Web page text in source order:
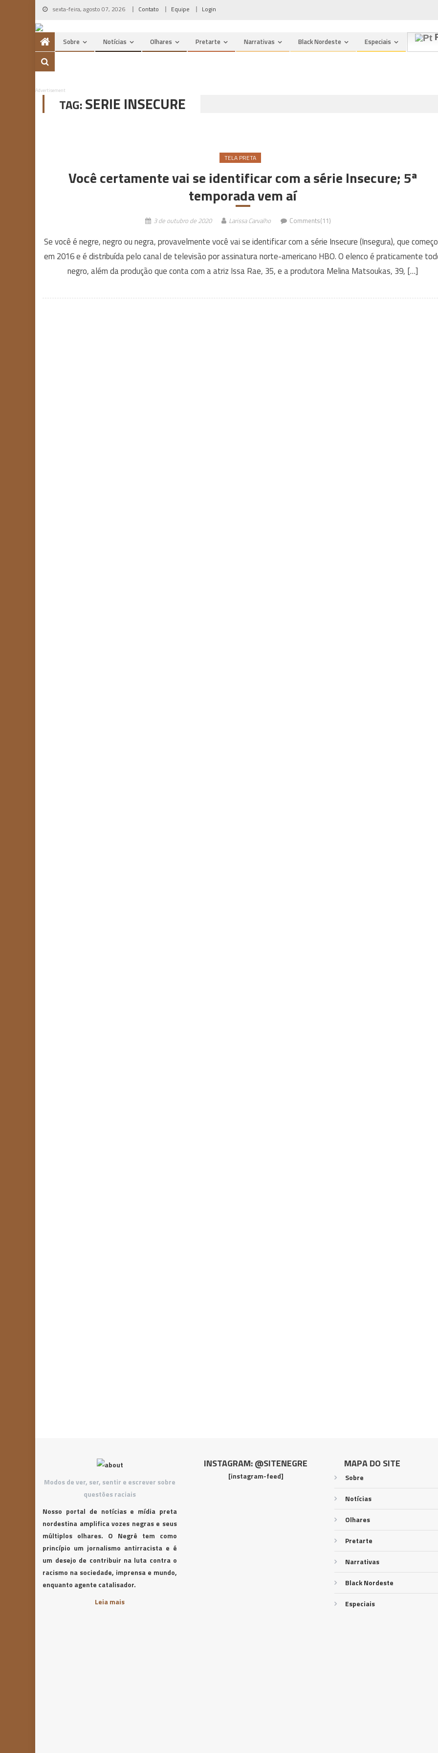
Skip
content
sexta-feira, agosto 07, 2026 Contato Equipe Login
Sobre Notícias Olhares Pretarte Narrativas Black Nordeste Especiais
Advertisement
TAG:SERIE INSECURE
TELA PRETA
Você certamente vai se identificar com a série Insecure; 5ª
temporada vem aí
3 de outubro de 2020 Larissa Carvalho Comments(11)
Se você é negre, negro ou negra, provavelmente você vai se identificar com a série Insecure (Insegura), que
em 2016 e é distribuída pelo canal de televisão por assinatura norte-americano HBO. O elenco é praticamente
negro, além da produção que conta com a atriz Issa Rae, 35, e a produtora Melina Matsoukas, 39, […]
Modos de ver, ser, sentir e escrever sobre
questões raciais
Nosso portal de notícias e mídia preta
nordestina amplifica vozes negras e seus
múltiplos olhares. O Negrê tem como
princípio um jornalismo antirracista e é
um desejo de contribuir na luta contra o
racismo na sociedade, imprensa e mundo,
enquanto agente catalisador.
Leia mais
INSTAGRAM: @SITENEGRE
[instagram-feed]
MAPA DO SITE
Sobre
Notícias
Olhares
Pretarte
Narrativas
Black Nordeste
Especiais